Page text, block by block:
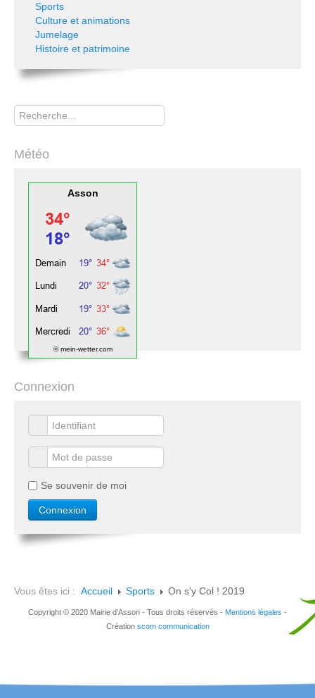
Sports
Culture et animations
Jumelage
Histoire et patrimoine
Rechercher
Météo
Asson
© mein-wetter.com
Connexion
Se souvenir de moi
Vous êtes ici : Accueil Sports On s'y Col ! 2019
Copyright © 2020 Mairie d'Asson - Tous droits réservés - Mentions légales -
Création scom communication